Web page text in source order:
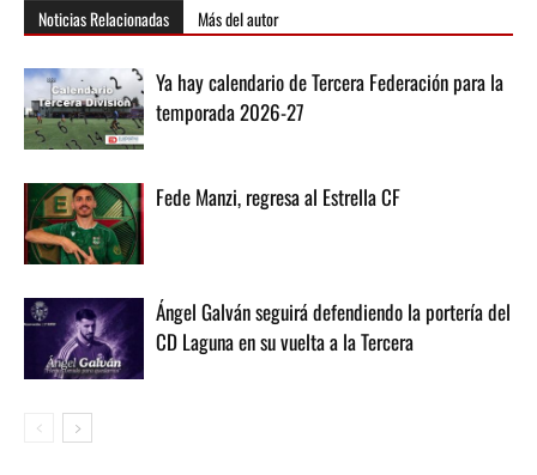
Noticias Relacionadas Más del autor
Ya hay calendario de Tercera Federación para la
temporada 2026-27
Fede Manzi, regresa al Estrella CF
Ángel Galván seguirá defendiendo la portería del
CD Laguna en su vuelta a la Tercera